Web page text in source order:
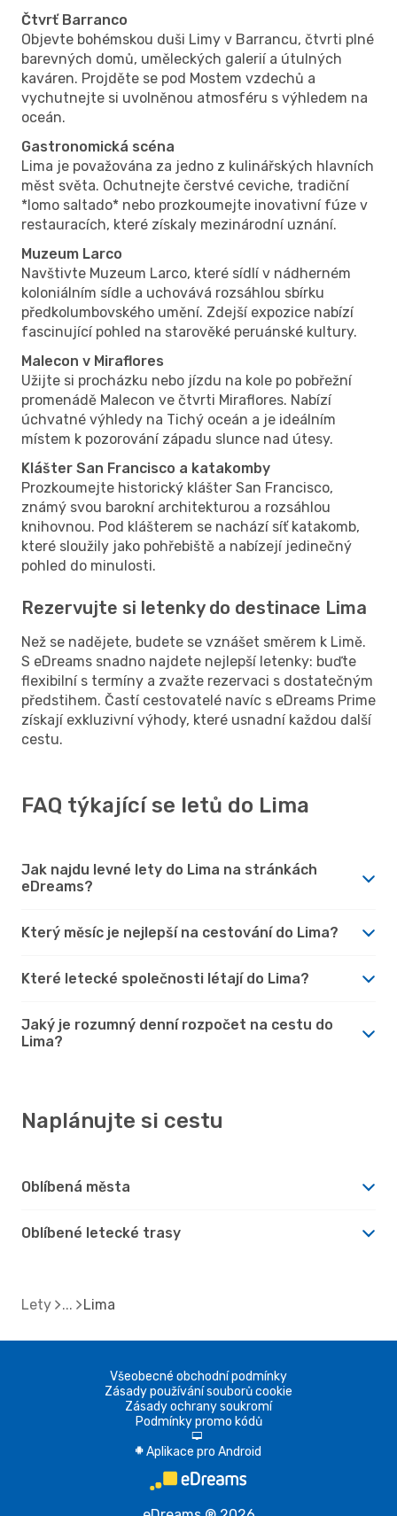
Čtvrť Barranco
Objevte bohémskou duši Limy v Barrancu, čtvrti plné
barevných domů, uměleckých galerií a útulných
kaváren. Projděte se pod Mostem vzdechů a
vychutnejte si uvolněnou atmosféru s výhledem na
oceán.
Gastronomická scéna
Lima je považována za jedno z kulinářských hlavních
měst světa. Ochutnejte čerstvé ceviche, tradiční
*lomo saltado* nebo prozkoumejte inovativní fúze v
restauracích, které získaly mezinárodní uznání.
Muzeum Larco
Navštivte Muzeum Larco, které sídlí v nádherném
koloniálním sídle a uchovává rozsáhlou sbírku
předkolumbovského umění. Zdejší expozice nabízí
fascinující pohled na starověké peruánské kultury.
Malecon v Miraflores
Užijte si procházku nebo jízdu na kole po pobřežní
promenádě Malecon ve čtvrti Miraflores. Nabízí
úchvatné výhledy na Tichý oceán a je ideálním
místem k pozorování západu slunce nad útesy.
Klášter San Francisco a katakomby
Prozkoumejte historický klášter San Francisco,
známý svou barokní architekturou a rozsáhlou
knihovnou. Pod klášterem se nachází síť katakomb,
které sloužily jako pohřebiště a nabízejí jedinečný
pohled do minulosti.
Rezervujte si letenky do destinace Lima
Než se nadějete, budete se vznášet směrem k Limě.
S eDreams snadno najdete nejlepší letenky: buďte
flexibilní s termíny a zvažte rezervaci s dostatečným
předstihem. Častí cestovatelé navíc s eDreams Prime
získají exkluzivní výhody, které usnadní každou další
cestu.
FAQ týkající se letů do Lima
Jak najdu levné lety do Lima na stránkách
eDreams?
Který měsíc je nejlepší na cestování do Lima?
Které letecké společnosti létají do Lima?
Jaký je rozumný denní rozpočet na cestu do
Lima?
Naplánujte si cestu
Oblíbená města
Oblíbené letecké trasy
Lety Lima
Všeobecné obchodní podmínky
Zásady používání souborů cookie
Zásady ochrany soukromí
Podmínky promo kódů
d
A Aplikace pro Android